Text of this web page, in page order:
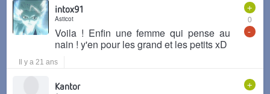
+
0
-
intox91
Asticot
Voila ! Enfin une femme qui pense au
nain ! y'en pour les grand et les petits xD
Il y a 21 ans
+
Kantor